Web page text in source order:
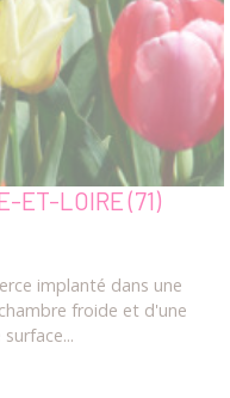
ET-LOIRE (71)
implanté dans une
froide et d'une